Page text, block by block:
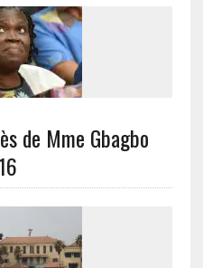
de Mme Gbagbo